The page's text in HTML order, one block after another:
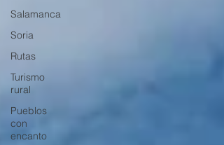
Salamanca
Soria
Rutas
Turismo
rural
Pueblos
con
encanto